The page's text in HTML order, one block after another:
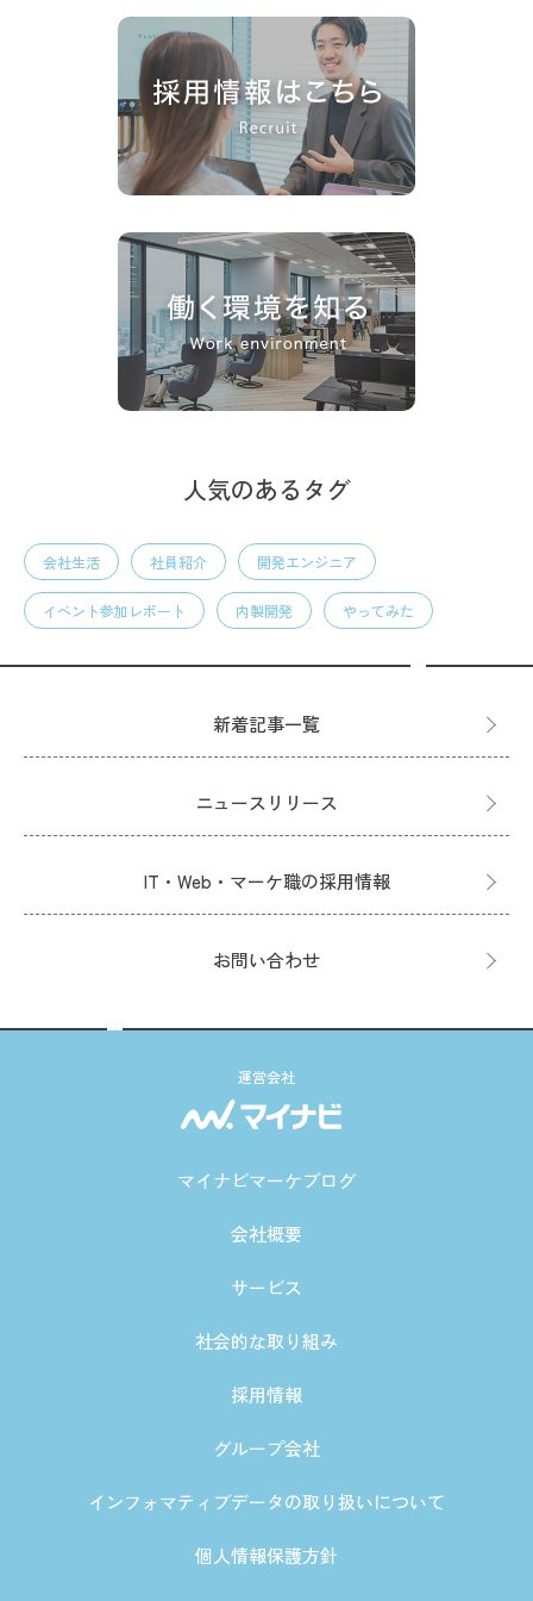
人気のあるタグ
会社生活 社員紹介 開発エンジニア
イベント参加レポート 内製開発 やってみた
新着記事一覧
ニュースリリース
IT・Web・マーケ職の採用情報
お問い合わせ
運営会社
マイナビマーケブログ
会社概要
サービス
社会的な取り組み
採用情報
グループ会社
インフォマティブデータの取り扱いについて
個人情報保護方針